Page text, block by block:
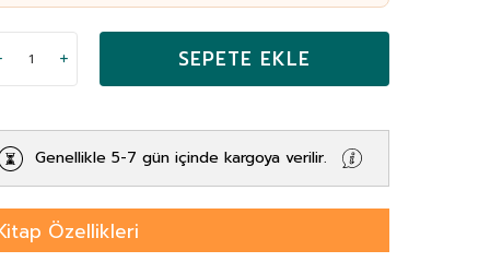
SEPETE EKLE
Genellikle 5-7 gün içinde kargoya verilir.
Özellikleri